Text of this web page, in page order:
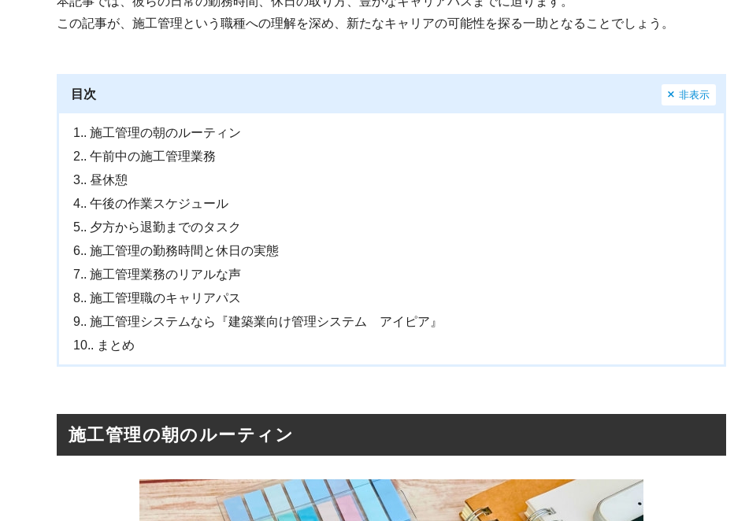
この記事が、施工管理という職種への理解を深め、新たなキャリアの可能性を探る一助となることでしょう。
目次 非表示
1. 施工管理の朝のルーティン
2. 午前中の施工管理業務
3. 昼休憩
4. 午後の作業スケジュール
5. 夕方から退勤までのタスク
6. 施工管理の勤務時間と休日の実態
7. 施工管理業務のリアルな声
8. 施工管理職のキャリアパス
9. 施工管理システムなら『建築業向け管理システム アイピア』
10.
まとめ
施工管理の朝のルーティン